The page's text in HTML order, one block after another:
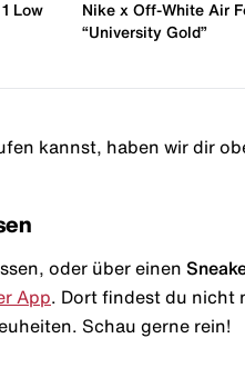
Low
Nike x Off-White Air
“University Gold”
kannst, haben wir dir
oder über einen
App . Dort findest du nicht
Schau gerne rein!